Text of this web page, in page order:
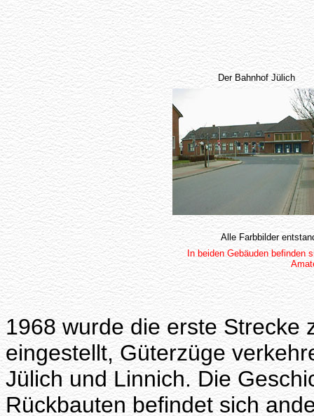
Der Bahnhof Jülich
Alle Farbbilder
In beiden Gebäuden befinden
1968 wurde die erste Strecke
eingestellt, Güterzüge
Jülich und Linnich. Die
Rückbauten befindet sich